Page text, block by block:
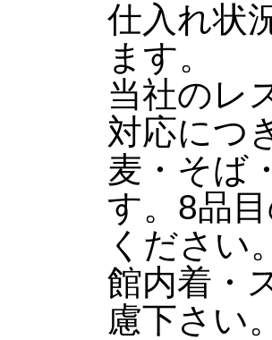
仕入れ状
ます。
当社のレ
対応につ
麦・そば
す。8品
ください。
館内着・
慮下さい。